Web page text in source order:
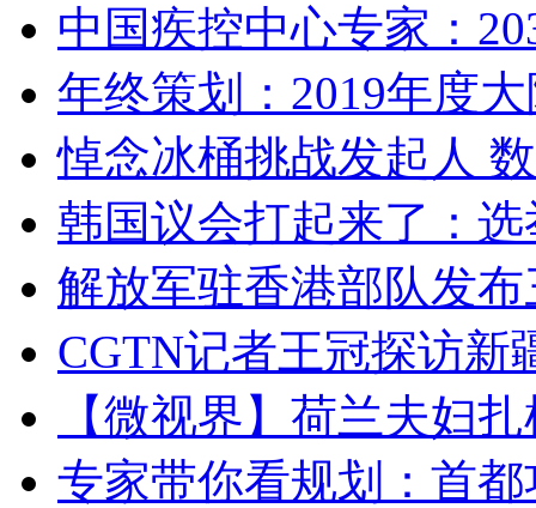
中国疾控中心专家：
年终策划：2019年度
悼念冰桶挑战发起人
韩国议会打起来了：
解放军驻香港部队发
CGTN记者王冠探访新
【微视界】荷兰夫妇
专家带你看规划：首